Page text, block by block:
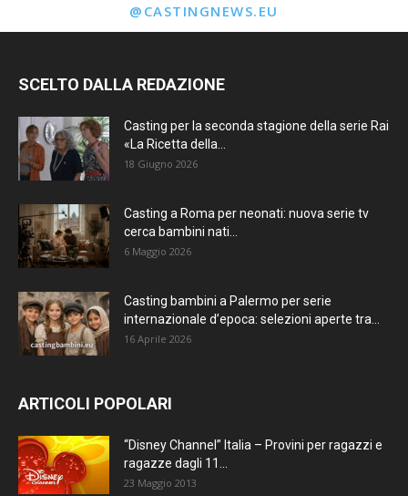
@CASTINGNEWS.EU
SCELTO DALLA REDAZIONE
Casting per la seconda stagione della serie Rai
«La Ricetta della...
18 Giugno 2026
Casting a Roma per neonati: nuova serie tv
cerca bambini nati...
6 Maggio 2026
Casting bambini a Palermo per serie
internazionale d’epoca: selezioni aperte tra...
16 Aprile 2026
ARTICOLI POPOLARI
“Disney Channel” Italia – Provini per ragazzi e
ragazze dagli 11...
23 Maggio 2013